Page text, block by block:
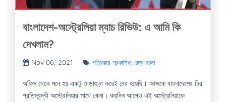
বাংলাদেশ-অস্ট্রেলিয়া ম্যাচ রিভিউ: এ আমি কি
দেখলাম?
Nov 06, 2021 পত্রিকায় প্রকাশিত, রম্য রচনা
অফিস থেকে মনে হয় একটু তাড়াহুড়া করেই বের হয়েছি। আজকে বাংলাদেশের চির
প্রতিদ্বন্দ্বী অস্ট্রেলিয়ার সাথে খেলা। কয়দিন আগেও এই অস্ট্রেলিয়াকে